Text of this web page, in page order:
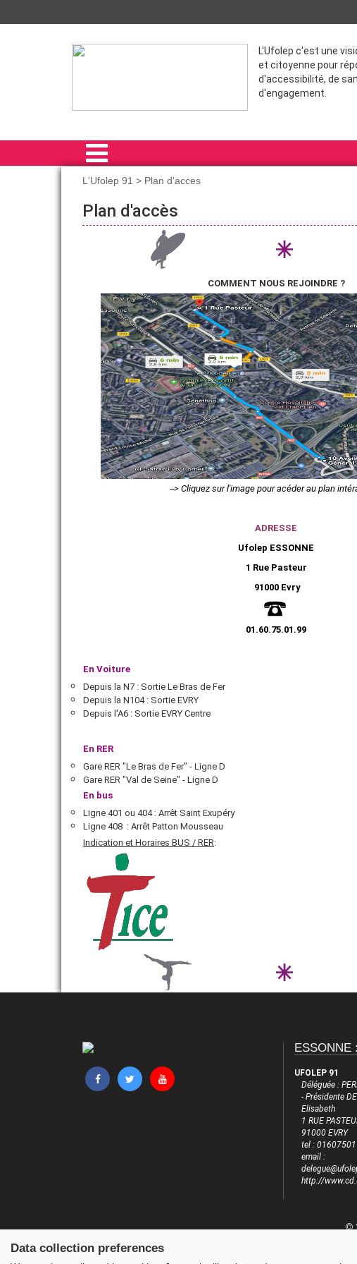
L'Ufolep c'est une
et citoyenne pour
d'accessibilité, de
d'engagement.
L'UFOLEP 91
VIE SPORTIVE
VIE ASSOCIATIVE
ADHÉRER
L'Ufolep 91 > Plan d'acces
Plan d'accès
COMMENT NOUS REJOINDRE ?
--> Cliquez sur l'image pour acéder au plan
ADRESSE
Ufolep ESSONNE
1 Rue Pasteur
91000 Evry
01.60.75.01.99
En Voiture
Depuis la N7 : Sortie Le Bras de Fer
Depuis la N104 : Sortie EVRY
Depuis l'A6 : Sortie EVRY Centre
En RER
Gare RER "Le Bras de Fer" - Ligne D
Gare RER "Val de Seine" - Ligne D
En bus
Ligne 401 ou 404 : Arrêt Saint Exupéry
Ligne 408 : Arrêt Patton Mousseau
Indication et Horaires BUS / RER:
ESSONNE :
UFOLEP 91
Déléguée :
- Présidente
Elisabeth
1 RUE
91000 EVRY
tel :
email :
http://
©
Data collection preferences